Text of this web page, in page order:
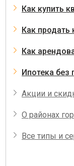
Как купить
Как продать
Как
Ипотека без
Акции и
О районах
Все типы и